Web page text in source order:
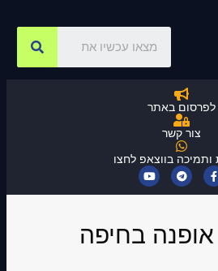
לפרסום באתר
צור קשר
ותמיכה בווצאפ לחצו
אופנה בחיפה